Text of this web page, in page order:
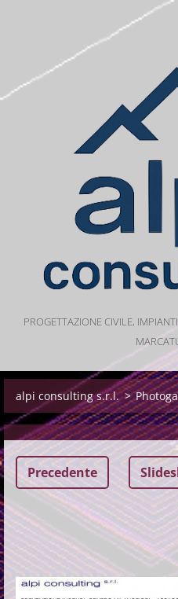
PROGETTAZIONE CIVILE,
alpi consulting s.r.l. >
Precedente